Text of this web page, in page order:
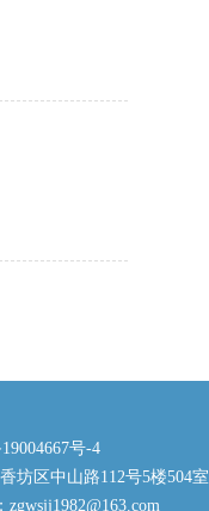
号-4
坊区中山路112号5楼504室